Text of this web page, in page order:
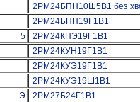
2РМ24БПН10Ш5В1 без
2РМ24БПН19Г1В1
5
2РМ24КПЭ19Г1В1
2РМ24КУН19Г1В1
2РМ24КУЭ19Г1В1
2РМ24КУЭ19Ш1В1
Э
2РМ27Б24Г1В1